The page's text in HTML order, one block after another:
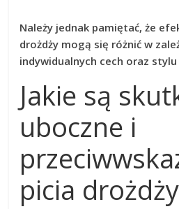
Należy jednak pamiętać, że
drożdży mogą się różnić w
indywidualnych cech oraz stylu
Jakie są
uboczne i
picia